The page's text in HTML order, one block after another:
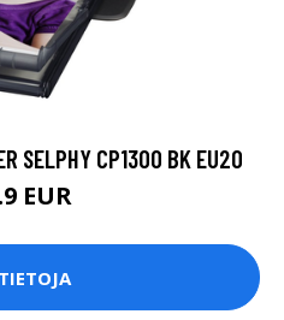
SELPHY CP1300 BK EU20
EUR